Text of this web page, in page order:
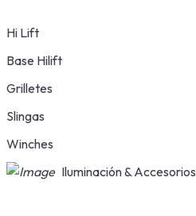
Hi Lift
Base Hilift
Grilletes
Slingas
Winches
Iluminación & Accesorios